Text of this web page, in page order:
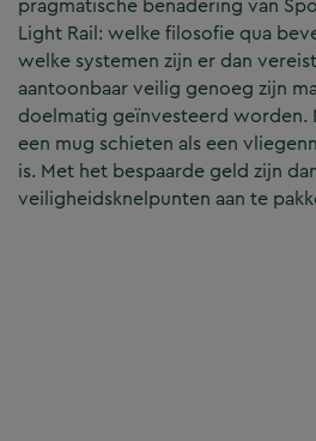
pragmatische benadering van
Light Rail: welke filosofie qua
welke systemen zijn er dan
aantoonbaar veilig genoeg zijn
doelmatig geïnvesteerd worden.
een mug schieten als een
is. Met het bespaarde geld zijn
veiligheidsknelpunten aan te